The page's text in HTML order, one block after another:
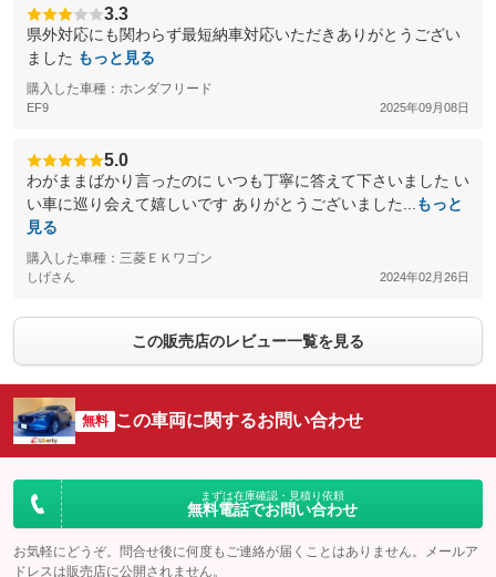
3.3
県外対応にも関わらず最短納車対応いただきありがとうござい
ました もっと見る
購入した車種：ホンダフリード
EF9 2025年09月08日
5.0
わがままばかり言ったのに いつも丁寧に答えて下さいました い
い車に巡り会えて嬉しいです ありがとうございました...
もっと
見る
購入した車種：三菱ＥＫワゴン
しげさん 2024年02月26日
この販売店のレビュー一覧を見る
無料 この車両に関するお問い合わせ
まずは在庫確認・見積り依頼
無料電話でお問い合わせ
お気軽にどうぞ。問合せ後に何度もご連絡が届くことはありません。メールア
ドレスは販売店に公開されません。